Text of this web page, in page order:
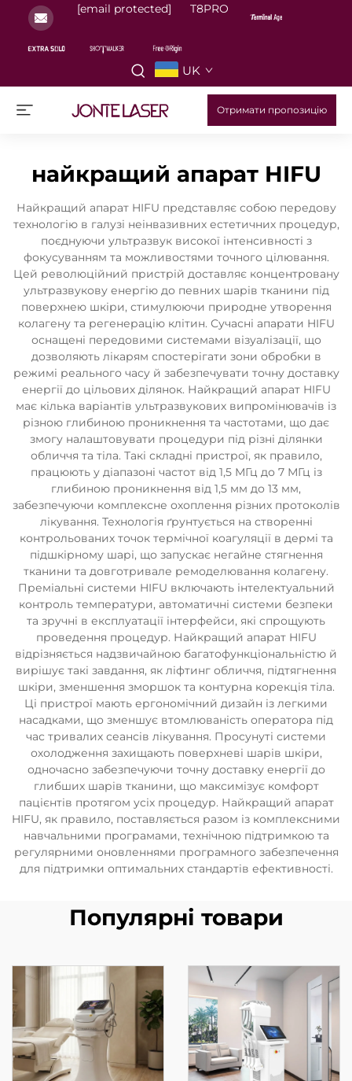
[email protected] T8PRO
UK
Отримати пропозицію
найкращий апарат HIFU
Найкращий апарат HIFU представляє собою передову
технологію в галузі неінвазивних естетичних процедур,
поєднуючи ультразвук високої інтенсивності з
фокусуванням та можливостями точного цілювання.
Цей революційний пристрій доставляє концентровану
ультразвукову енергію до певних шарів тканини під
поверхнею шкіри, стимулюючи природне утворення
колагену та регенерацію клітин. Сучасні апарати HIFU
оснащені передовими системами візуалізації, що
дозволяють лікарям спостерігати зони обробки в
режимі реального часу й забезпечувати точну доставку
енергії до цільових ділянок. Найкращий апарат HIFU
має кілька варіантів ультразвукових випромінювачів із
різною глибиною проникнення та частотами, що дає
змогу налаштовувати процедури під різні ділянки
обличчя та тіла. Такі складні пристрої, як правило,
працюють у діапазоні частот від 1,5 МГц до 7 МГц із
глибиною проникнення від 1,5 мм до 13 мм,
забезпечуючи комплексне охоплення різних протоколів
лікування. Технологія ґрунтується на створенні
контрольованих точок термічної коагуляції в дермі та
підшкірному шарі, що запускає негайне стягнення
тканини та довготривале ремоделювання колагену.
Преміальні системи HIFU включають інтелектуальний
контроль температури, автоматичні системи безпеки
та зручні в експлуатації інтерфейси, які спрощують
проведення процедур. Найкращий апарат HIFU
відрізняється надзвичайною багатофункціональністю й
вирішує такі завдання, як ліфтинг обличчя, підтягнення
шкіри, зменшення зморшок та контурна корекція тіла.
Ці пристрої мають ергономічний дизайн із легкими
насадками, що зменшує втомлюваність оператора під
час тривалих сеансів лікування. Просунуті системи
охолодження захищають поверхневі шарів шкіри,
одночасно забезпечуючи точну доставку енергії до
глибших шарів тканини, що максимізує комфорт
пацієнтів протягом усіх процедур. Найкращий апарат
HIFU, як правило, поставляється разом із комплексними
навчальними програмами, технічною підтримкою та
регулярними оновленнями програмного забезпечення
для підтримки оптимальних стандартів ефективності.
Популярні товари